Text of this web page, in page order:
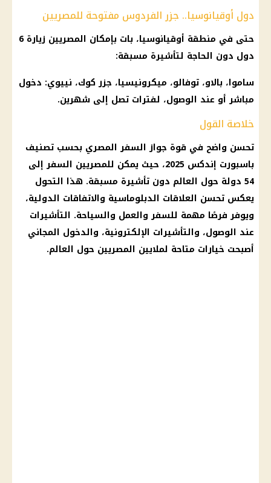
دول أوقيانوسيا.. جزر الفردوس مفتوحة للمصريين
حتى في منطقة أوقيانوسيا، بات بإمكان المصريين زيارة 6
دول دون الحاجة لتأشيرة مسبقة:
ساموا، بالاو، توفالو، ميكرونيسيا، جزر كوك، نييوي: دخول
مباشر أو عند الوصول، لفترات تصل إلى شهرين.
خلاصة القول
تحسن واضح في قوة جواز السفر المصري بحسب تصنيف
باسبورت إندكس 2025، حيث يمكن للمصريين السفر إلى
54 دولة حول العالم دون تأشيرة مسبقة. هذا التحول
يعكس تحسن العلاقات الدبلوماسية والاتفاقات الدولية،
ويوفر فرصًا مهمة للسفر والعمل والسياحة. التأشيرات
عند الوصول، والتأشيرات الإلكترونية، والدخول المجاني
أصبحت خيارات متاحة لملايين المصريين حول العالم.